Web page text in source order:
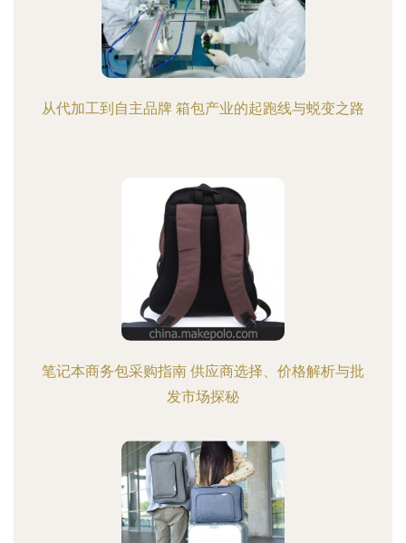
从代加工到自主品牌 箱包产业的起跑线与蜕变之路
笔记本商务包采购指南 供应商选择、价格解析与批
发市场探秘